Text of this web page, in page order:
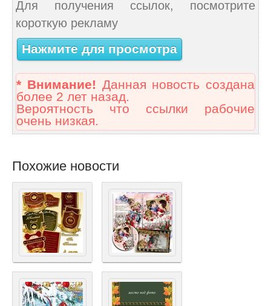
Для получения ссылок, посмотрите
короткую рекламу
Нажмите для просмотра
* Внимание! Данная новость создана
более 2 лет назад.
Вероятность что ссылки рабочие
очень низкая.
Похожие новости